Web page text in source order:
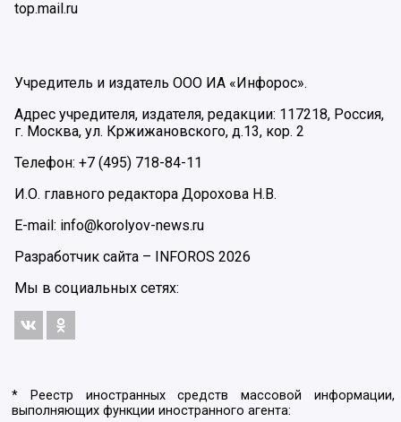
top.mail.ru
Учредитель и издатель ООО ИА «Инфорос».
Адрес учредителя, издателя, редакции: 117218, Россия,
г. Москва, ул. Кржижановского, д.13, кор. 2
Телефон: +7 (495) 718-84-11
И.О. главного редактора Дорохова Н.В.
E-mail: info@korolyov-news.ru
Разработчик сайта – INFOROS 2026
Мы в социальных сетях:
* Реестр иностранных средств массовой информации,
выполняющих функции иностранного агента: